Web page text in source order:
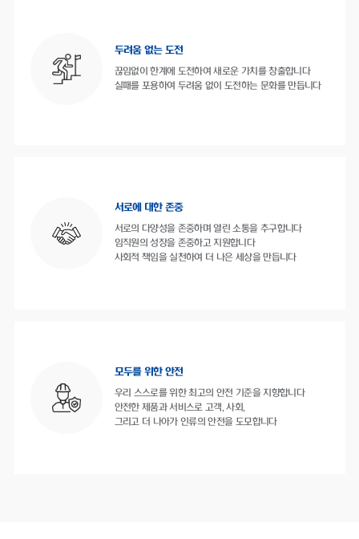
두려움 없는 도전
끊임없이 한계에 도전하여 새로운 가치를 창출합니다
실패를 포용하여 두려움 없이 도전하는 문화를 만듭니다
서로에 대한 존중
서로의 다양성을 존중하며 열린 소통을 추구합니다
임직원의 성장을 존중하고 지원합니다
사회적 책임을 실천하여 더 나은 세상을 만듭니다
모두를 위한 안전
우리 스스로를 위한 최고의 안전 기준을 지향합니다
안전한 제품과 서비스로 고객, 사회,
그리고 더 나아가 인류의 안전을 도모합니다